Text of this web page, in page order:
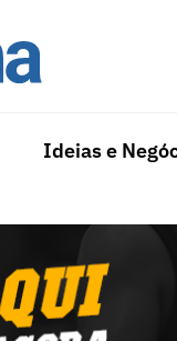
Ideias e